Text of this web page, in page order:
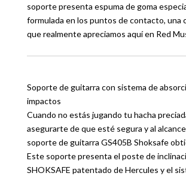
soporte presenta espuma de goma
formulada en los puntos de contacto, una
que realmente apreciamos aquí en Red
Soporte de guitarra con sistema de
impactos
Cuando no estás jugando tu hacha
asegurarte de que esté segura y al
soporte de guitarra GS405B Shoksafe
Este soporte presenta el poste de
SHOKSAFE patentado de Hercules y el